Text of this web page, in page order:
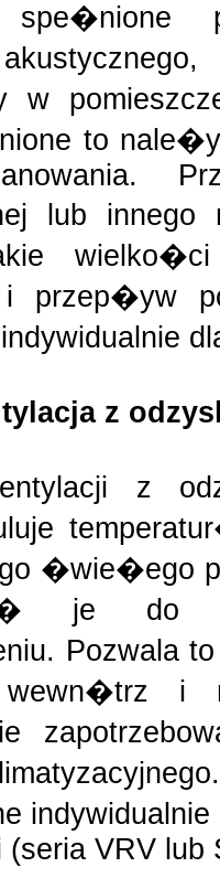
w
to
lub
przep�yw
z
z
�wie�ego
je do
Pozwala
wewn�trz i
(seria VRV lub